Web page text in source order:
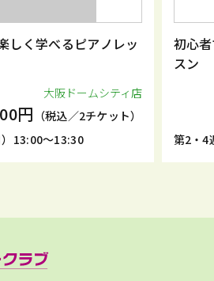
しく学べるピアノレッ
大阪ドームシティ店
円 （税込／2チケット）
13:00～13:30
初心
スン
第2・4